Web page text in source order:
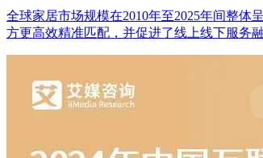
全球家居市场规模在2010年至2025年间整体
方更高效精准匹配，并促进了线上线下服务